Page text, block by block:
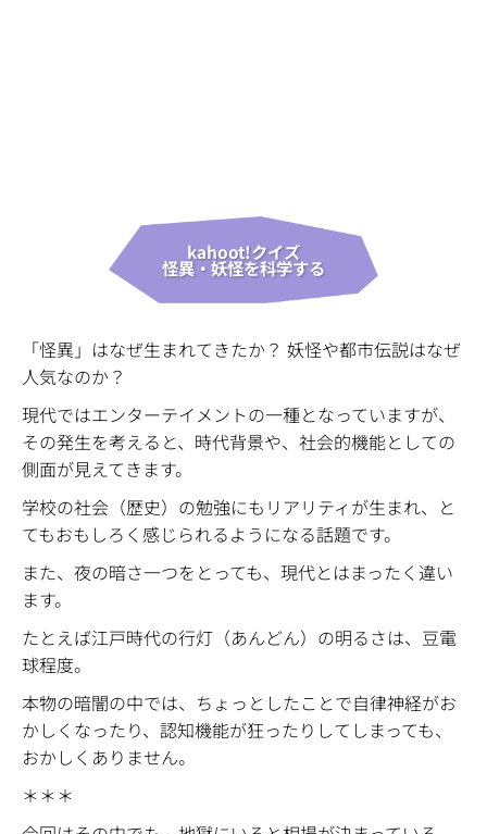
kahoot!クイズ
怪異・妖怪を科学する
「怪異」はなぜ生まれてきたか？ 妖怪や都市伝説はなぜ
人気なのか？
現代ではエンターテイメントの一種となっていますが、
その発生を考えると、時代背景や、社会的機能としての
側面が見えてきます。
学校の社会（歴史）の勉強にもリアリティが生まれ、と
てもおもしろく感じられるようになる話題です。
また、夜の暗さ一つをとっても、現代とはまったく違い
ます。
たとえば江戸時代の行灯（あんどん）の明るさは、豆電
球程度。
本物の暗闇の中では、ちょっとしたことで自律神経がお
かしくなったり、認知機能が狂ったりしてしまっても、
おかしくありません。
＊＊＊